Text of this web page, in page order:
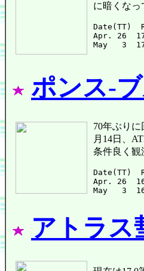
に暗くなっ
Date(TT)
Apr. 26
ポンス-
70年ぶりに
月14日、
条件良く観
Date(TT)
Apr. 26
アトラス